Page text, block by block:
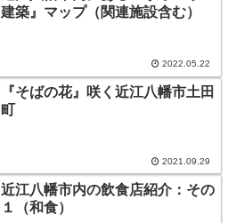
建築』マップ（関連施設含む）
2022.05.22
『そばの花』咲く近江八幡市土田
町
2021.09.29
近江八幡市内の飲食店紹介：その
１（和食）